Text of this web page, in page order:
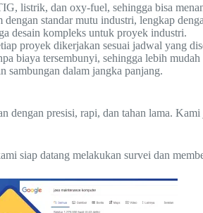
listrik, dan oxy-fuel, sehingga bisa
standar mutu industri, lengkap
desain kompleks untuk proyek industri.
proyek dikerjakan sesuai jadwal yang
biaya tersembunyi, sehingga lebih mudah
sambungan dalam jangka panjang.
presisi, rapi, dan tahan lama.
siap datang melakukan survei dan